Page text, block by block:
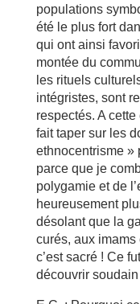
populations
été le plus fort
qui ont ainsi
montée du
les rituels
intégristes, sont
respectés. A
fait taper sur les
ethnocentrisme »
parce que je
polygamie et de
heureusement
désolant que la
curés, aux imams
c’est sacré ! Ce
découvrir